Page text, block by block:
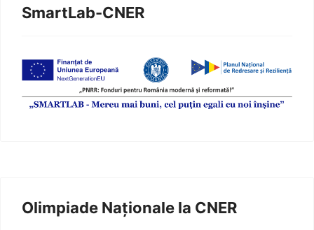
SmartLab-CNER
Olimpiade Naționale la CNER